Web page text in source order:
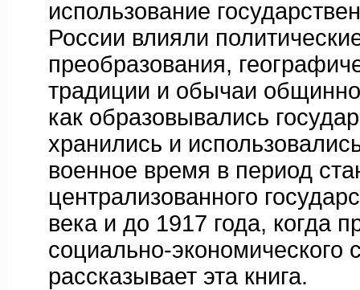
использование
России влияли
преобразования,
традиции и обычаи
как образовывались
хранились и
военное время в период
централизованного
века и до 1917 года, когда
социально-экономического
рассказывает эта книга.